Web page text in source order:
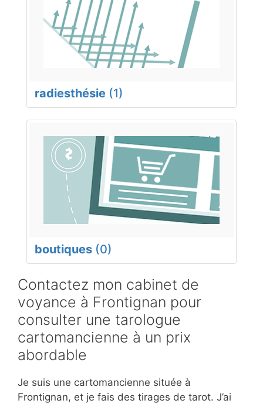
radiesthésie (1)
boutiques (0)
Contactez mon cabinet de
voyance à Frontignan pour
consulter une tarologue
cartomancienne à un prix
abordable
Je suis une cartomancienne située à
Frontignan, et je fais des tirages de tarot. J’ai